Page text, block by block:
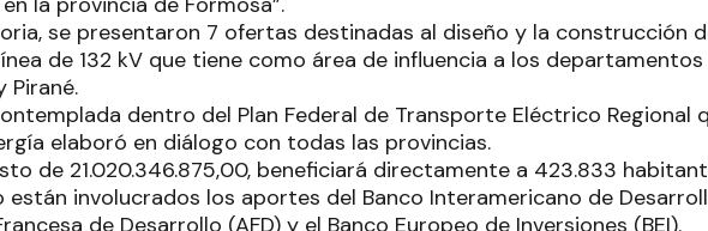
se presentaron 7 ofertas destinadas al diseño y la construcción
de 132 kV que tiene como área de influencia a los departamentos
Pirané.
dentro del Plan Federal de Transporte Eléctrico Regional
elaboró en diálogo con todas las provincias.
de 21.020.346.875,00, beneficiará directamente a 423.833
están involucrados los aportes del Banco Interamericano de
de Desarrollo (AFD) y el Banco Europeo de Inversiones (BEI).